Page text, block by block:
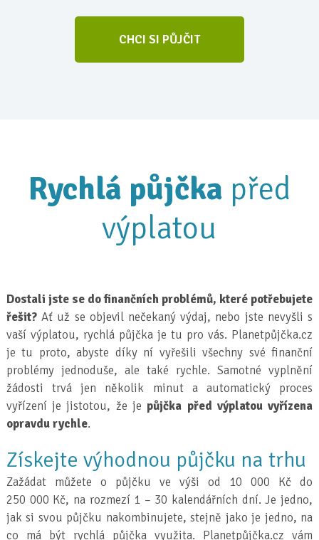
CHCI SI PŮJČIT
Rychlá půjčka před
výplatou
Dostali jste se do finančních problémů, které potřebujete
řešit?Ať už se objevil nečekaný výdaj, nebo jste nevyšli s
vaší výplatou, rychlá půjčka je tu pro vás. Planetpůjčka.cz
je tu proto, abyste díky ní vyřešili všechny své finanční
problémy jednoduše, ale také rychle. Samotné vyplnění
žádosti trvá jen několik minut a automatický proces
vyřízení je jistotou, že je půjčka před výplatou vyřízena
opravdu rychle.
Získejte výhodnou půjčku na trhu
Zažádat můžete o půjčku ve výši od 10 000 Kč do
250 000 Kč, na rozmezí 1 – 30 kalendářních dní. Je jedno,
jak si svou půjčku nakombinujete, stejně jako je jedno, na
co má být rychlá půjčka využita. Planetpůjčka.cz vám